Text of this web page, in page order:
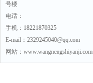
号楼
电话：
手机：18221870325
E-mail：2329245040@qq.com
网站：www.wangnengshiyanji.com